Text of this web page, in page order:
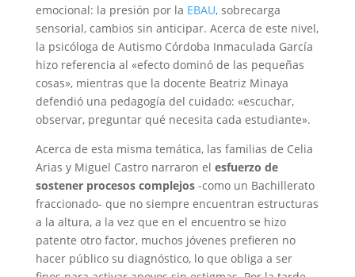
emocional: la presión por la EBAU, sobrecarga
sensorial, cambios sin anticipar. Acerca de este nivel,
la psicóloga de Autismo Córdoba Inmaculada García
hizo referencia al «efecto dominó de las pequeñas
cosas», mientras que la docente Beatriz Minaya
defendió una pedagogía del cuidado: «escuchar,
observar, preguntar qué necesita cada estudiante».
Acerca de esta misma temática, las familias de Celia
Arias y Miguel Castro narraron el esfuerzo de
sostener procesos complejos-como un Bachillerato
fraccionado- que no siempre encuentran estructuras
a la altura, a la vez que en el encuentro se hizo
patente otro factor, muchos jóvenes prefieren no
hacer público su diagnóstico, lo que obliga a ser